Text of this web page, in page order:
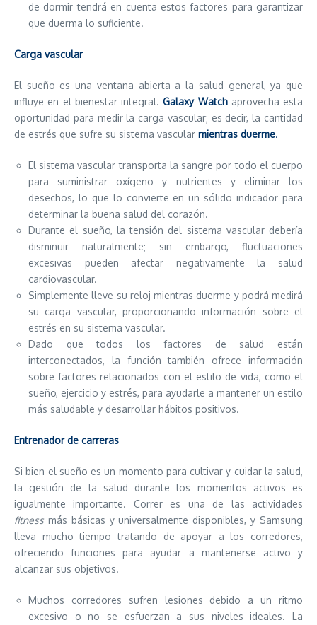
de dormir tendrá en cuenta estos factores para garantizar
que duerma lo suficiente.
Carga vascular
El sueño es una ventana abierta a la salud general, ya que
influye en el bienestar integral.Galaxy Watchaprovecha esta
oportunidad para medir la carga vascular; es decir, la cantidad
de estrés que sufre su sistema vascular mientras duerme.
El sistema vascular transporta la sangre por todo el cuerpo
para suministrar oxígeno y nutrientes y eliminar los
desechos, lo que lo convierte en un sólido indicador para
determinar la buena salud del corazón.
Durante el sueño, la tensión del sistema vascular debería
disminuir naturalmente; sin embargo, fluctuaciones
excesivas pueden afectar negativamente la salud
cardiovascular.
Simplemente lleve su reloj mientras duerme y podrá medirá
su carga vascular, proporcionando información sobre el
estrés en su sistema vascular.
Dado que todos los factores de salud están
interconectados, la función también ofrece información
sobre factores relacionados con el estilo de vida, como el
sueño, ejercicio y estrés, para ayudarle a mantener un estilo
más saludable y desarrollar hábitos positivos.
Entrenador de carreras
Si bien el sueño es un momento para cultivar y cuidar la salud,
la gestión de la salud durante los momentos activos es
igualmente importante. Correr es una de las actividades
fitness más básicas y universalmente disponibles, y Samsung
lleva mucho tiempo tratando de apoyar a los corredores,
ofreciendo funciones para ayudar a mantenerse activo y
alcanzar sus objetivos.
Muchos corredores sufren lesiones debido a un ritmo
excesivo o no se esfuerzan a sus niveles ideales. La